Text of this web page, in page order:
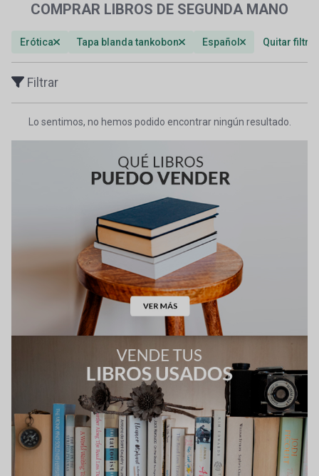
COMPRAR LIBROS DE SEGUNDA MANO
Erótica Tapa blanda tankobon Español Quitar
Filtrar
Lo sentimos, no hemos podido encontrar ningún resultado.